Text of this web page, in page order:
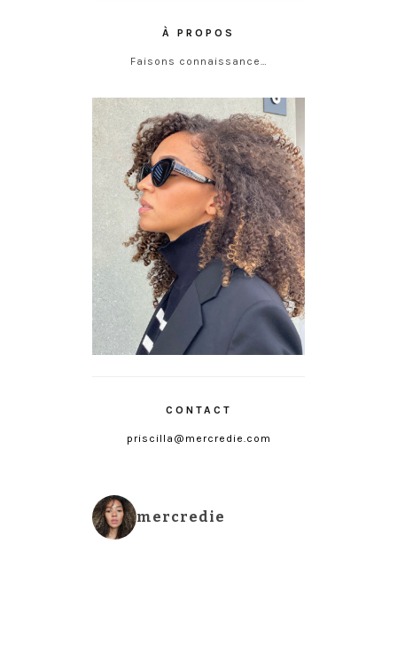
À PROPOS
Faisons connaissance…
CONTACT
priscilla@mercredie.com
mercredie